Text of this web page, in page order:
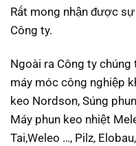
Rất mong nhận được
Công ty.
Ngoài ra Công ty
máy móc công nghiệp
keo Nordson, Súng
Máy phun keo nhiệt
Tai,Weleo …, Pilz,